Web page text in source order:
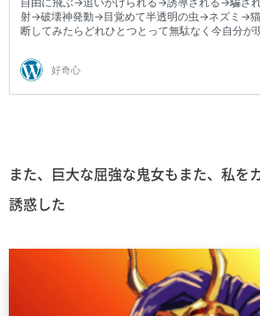
また、巨大な屈強な鬼女もまた、私を
誘惑した